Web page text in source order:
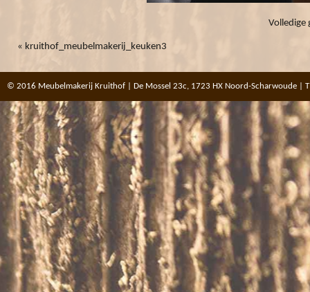
« kruithof_meubelmakerij_keuken3
© 2016 Meubelmakerij Kruithof | De Mossel 23c, 1723 HX Noord-Scharwoude |